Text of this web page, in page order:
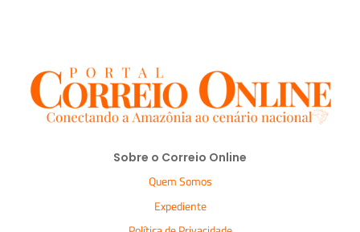
Sobre o Correio Online
Quem Somos
Expediente